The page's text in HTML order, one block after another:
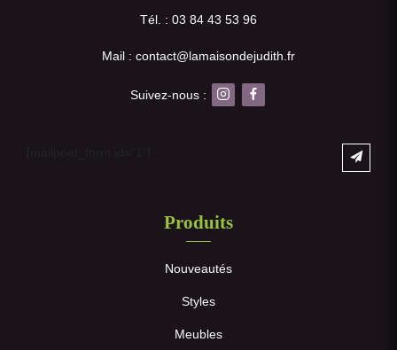
Tél. : 03 84 43 53 96
Mail : contact@lamaisondejudith.fr
Suivez-nous :
Produits
Nouveautés
Styles
Meubles